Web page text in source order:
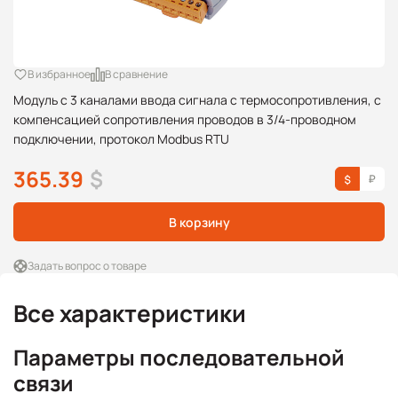
Модуль с 3 каналами ввода сигнала с термосопротивления, с
компенсацией сопротивления проводов в 3/4-проводном
подключении, протокол Modbus RTU
В избранное В сравнение
365.39 $
В корзину
Задать вопрос о товаре
Все характеристики
Параметры последовательной
связи